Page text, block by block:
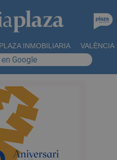
PLAZA INMOBILIARIA VALÈNCIA
Google